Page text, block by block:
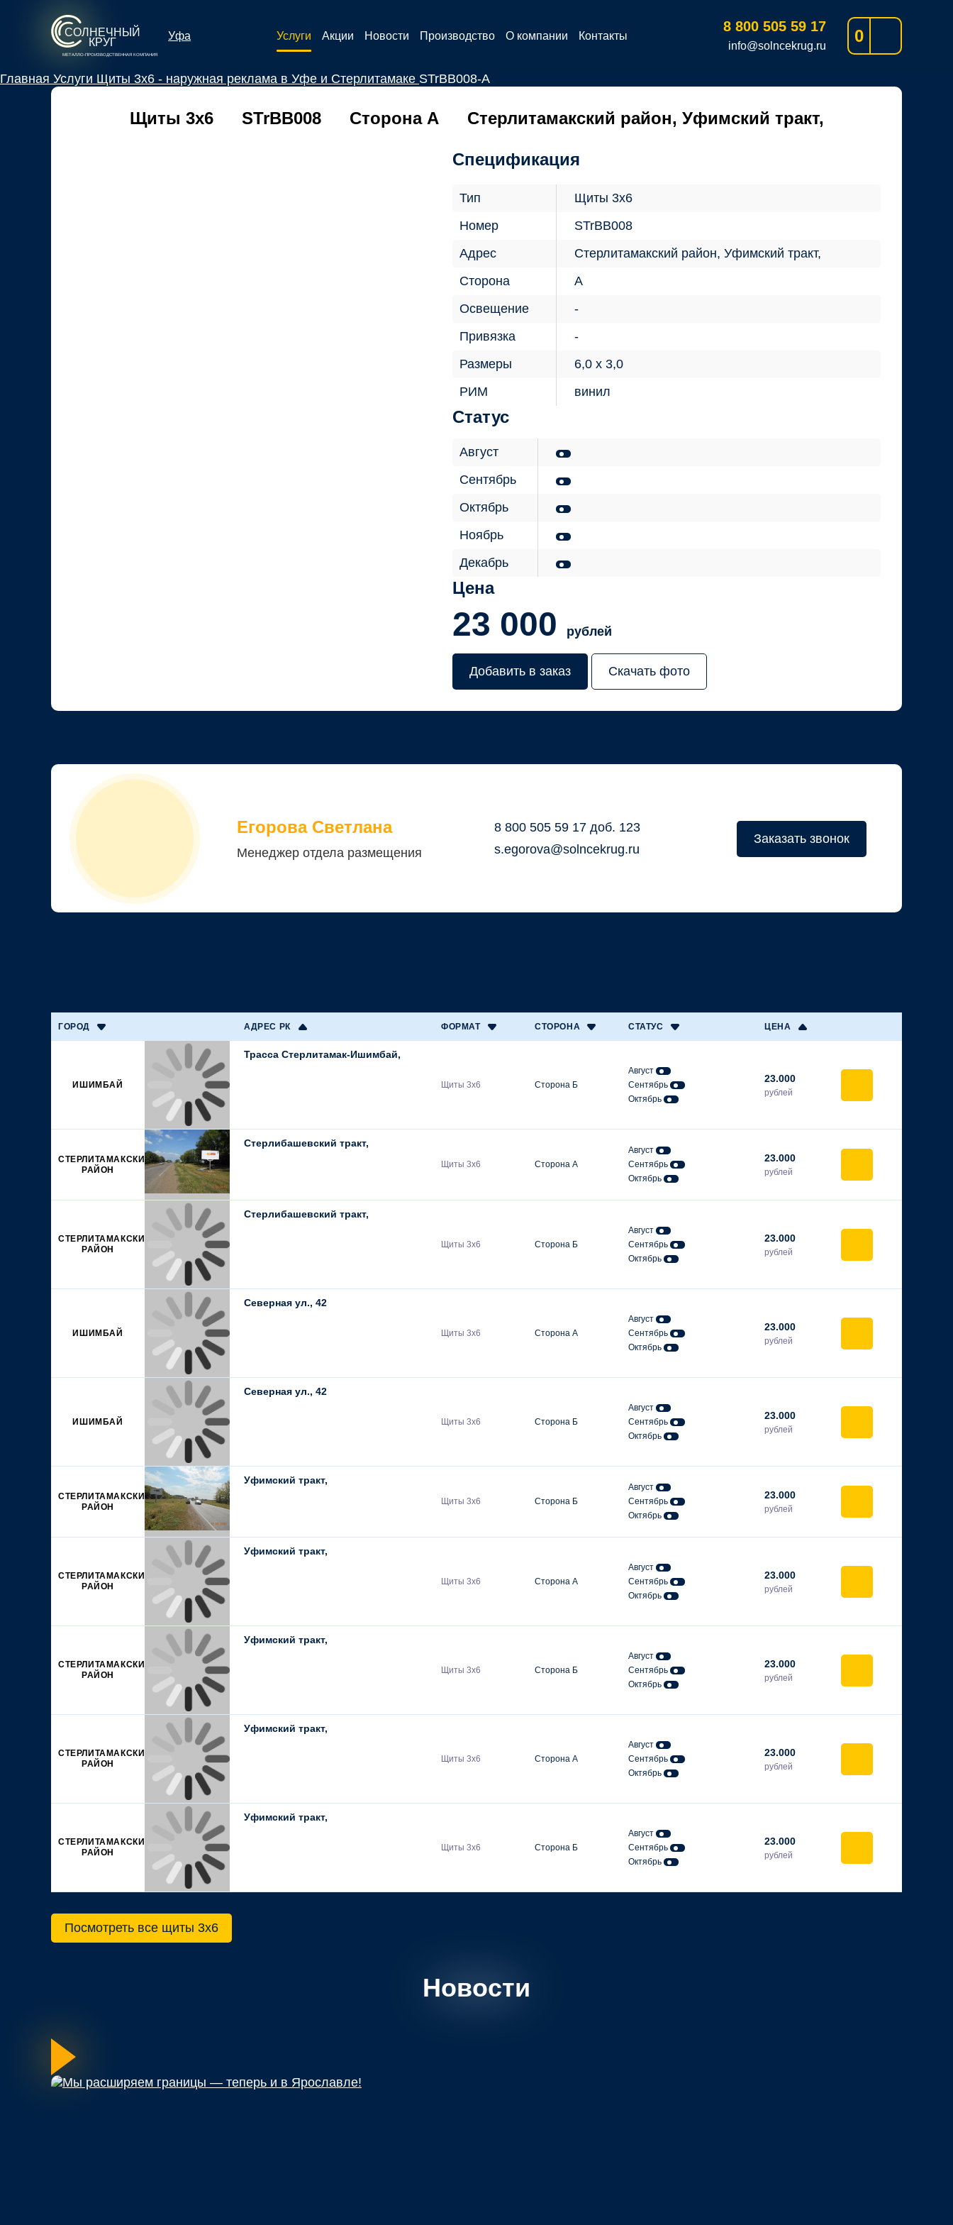
СОЛНЕЧНЫЙ
КРУГ
МЕТАЛЛО-ПРОИЗВОДСТВЕННАЯ КОМПАНИЯ
Уфа Услуги Акции Новости Производство О компании Контакты
8 800 505 59 17
info@solncekrug.ru
0
Главная Услуги Щиты 3х6 - наружная реклама в Уфе и Стерлитамаке STrBB008-А
Щиты 3х6 STrBB008 Сторона А Стерлитамакский район, Уфимский тракт,
Спецификация
Тип
Щиты 3х6
Номер
STrBB008
Адрес
Стерлитамакский район, Уфимский тракт,
Сторона
А
Освещение
Привязка
Размеры
6,0 х 3,0
РИМ
винил
Статус
Август
Сентябрь
Октябрь
Ноябрь
Декабрь
Цена
23 000 рублей
Добавить в заказ Скачать фото
Егорова Светлана
Менеджер отдела размещения
8 800 505 59 17 доб. 123
s.egorova@solncekrug.ru
Заказать звонок
ГОРОД АДРЕС РК ФОРМАТ СТОРОНА СТАТУС ЦЕНА
ИШИМБАЙ
Трасса Стерлитамак-Ишимбай,
Щиты 3х6 Сторона Б
Август
Сентябрь
Октябрь
23.000
рублей
СТЕРЛИТАМАКСКИЙ
РАЙОН
Стерлибашевский тракт,
Щиты 3х6 Сторона А
Август
Сентябрь
Октябрь
23.000
рублей
СТЕРЛИТАМАКСКИЙ
РАЙОН
Стерлибашевский тракт,
Щиты 3х6 Сторона Б
Август
Сентябрь
Октябрь
23.000
рублей
ИШИМБАЙ
Северная ул., 42
Щиты 3х6 Сторона A
Август
Сентябрь
Октябрь
23.000
рублей
ИШИМБАЙ
Северная ул., 42
Щиты 3х6 Сторона Б
Август
Сентябрь
Октябрь
23.000
рублей
СТЕРЛИТАМАКСКИЙ
РАЙОН
Уфимский тракт,
Щиты 3х6 Сторона Б
Август
Сентябрь
Октябрь
23.000
рублей
СТЕРЛИТАМАКСКИЙ
РАЙОН
Уфимский тракт,
Щиты 3х6 Сторона А
Август
Сентябрь
Октябрь
23.000
рублей
СТЕРЛИТАМАКСКИЙ
РАЙОН
Уфимский тракт,
Щиты 3х6 Сторона Б
Август
Сентябрь
Октябрь
23.000
рублей
СТЕРЛИТАМАКСКИЙ
РАЙОН
Уфимский тракт,
Щиты 3х6 Сторона А
Август
Сентябрь
Октябрь
23.000
рублей
СТЕРЛИТАМАКСКИЙ
РАЙОН
Уфимский тракт,
Щиты 3х6 Сторона Б
Август
Сентябрь
Октябрь
23.000
рублей
Посмотреть все щиты 3х6
Новости